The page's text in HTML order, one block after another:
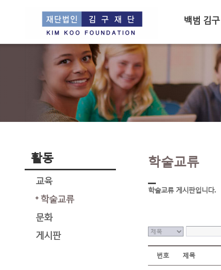
백범 김구
활동
교육
학술교류
문화
게시판
학술교류
학술교류 게시판입니다.
번호 제목